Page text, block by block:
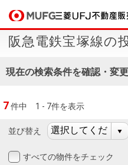
買いたいTOP
売りたいTOP
店舗案内TOP
会社情報TOP
採用情報TOP
買いたい
売りたい
会社情報
阪急電鉄宝塚線の
現在の検索条件を確認・変更
7件中 1 - 7件を表示
並び替え
すべての物件をチェック